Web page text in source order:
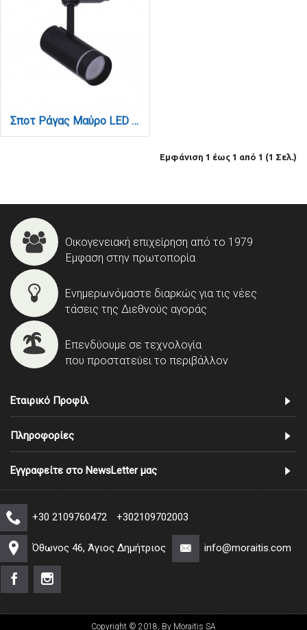
Σποτ Ράγας Μαύρο LED 20W 4000K D:7cmX17cm (T00402-BL)
Εμφάνιση 1 έως 1 από 1 (1 Σελ.)
Οικογενειακή επιχείρηση από το 1979
Έμφαση στην πρωτοπορία
Ενημερωνόμαστε διαρκώς για τις νέες
τάσεις της Διεθνούς αγοράς
Επενδύουμε σε τεχνολογία
που προστατεύει το περιβάλλον
Εταιρικό Προφίλ
Πληροφορίες
Εγγραφείτε στο NewsLetter μας
+30 2109760472 +302109702003
Όθωνος 46, Άγιος Δημήτριος info@moraitis.com
Copyright © 2018, By Moraitis SA